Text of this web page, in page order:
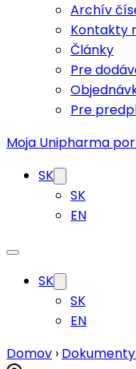
Archív
Kontakty
Články
Pre
Pre
Moja Unipharma
SK
SK
EN
SK
SK
EN
Domov ›